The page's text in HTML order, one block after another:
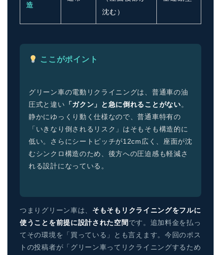
造
沈む）
ここがポイント
グリーン車の電動リクライニングは、普通車の油
圧式と違い 「ガクン」と急に倒れることがない。
静かにゆっくり動く仕様なので、普通車特有の
「いきなり倒されるリスク」はそもそも構造的に
低い。さらにシートピッチが12cm広く、座面が沈
むシンクロ構造のため、後方への圧迫感も軽減さ
れる設計になっている。
つまりグリーン車は、 そもそもリクライニングをフルに
使うことを前提に設計された空間 です。追加料金を払っ
てその環境を「買っている」とも言えます。今回のポス
トの投稿者が「グリーン車ってリクライニングするため